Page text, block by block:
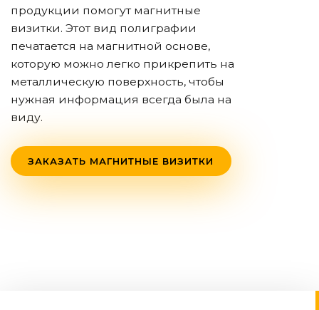
продукции помогут магнитные
визитки. Этот вид полиграфии
печатается на магнитной основе,
которую можно легко прикрепить на
металлическую поверхность, чтобы
нужная информация всегда была на
виду.
ЗАКАЗАТЬ МАГНИТНЫЕ ВИЗИТКИ